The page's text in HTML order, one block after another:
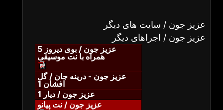
عزیز جون / سایت های دیگر
عزیز جون / اجراهای دیگر
عزیز جون / بوی دیروز 5
همراه با نت موسیقی
عزیز جون - درینه جان / گل
افشان 1
عزیز جون / دیار 1
عزیز جون / نت پیانو